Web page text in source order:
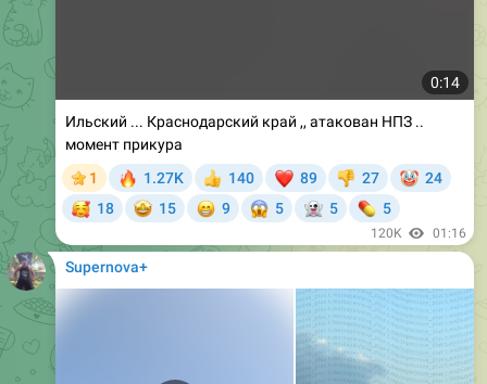
0:14
Ильский ... Краснодарский край ,, атакован НПЗ ..
момент прикура
1
1.27K
👍
140
❤
89
👎
27
🤡
24
18 15
😁
9
😱
5
👻
5
💊
5
120K 01:16
Supernova+